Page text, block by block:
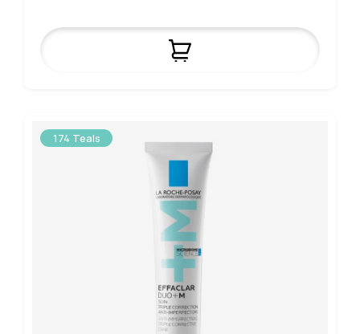
174 Teals